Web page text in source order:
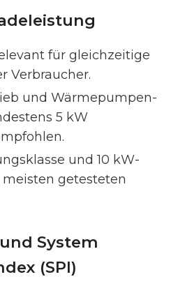
für gleichzeitige
Verbraucher.
und Wärmepumpen-
5 kW
und 10 kW-
meisten getesteten
System
(SPI)